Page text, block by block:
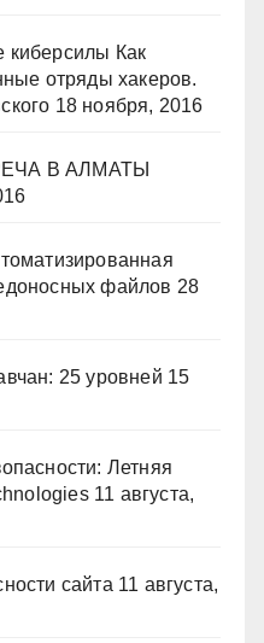
киберсилы Как
отряды хакеров.
18 ноября, 2016
В АЛМАТЫ
файлов 28
25 уровней 15
Летняя
11 августа,
сайта 11 августа,